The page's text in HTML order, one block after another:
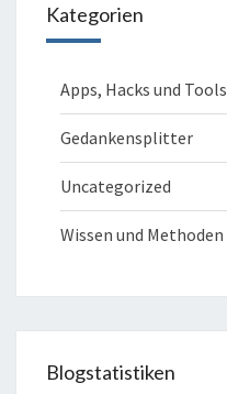
Kategorien
Apps, Hacks und Tools
Gedankensplitter
Uncategorized
Wissen und Methoden
Blogstatistiken